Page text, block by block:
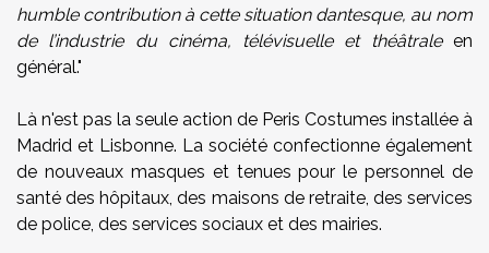
humble contribution à cette situation dantesque, au nom
de l’industrie du cinéma, télévisuelle et théâtraleen
général."
Là n'est pas la seule action de Peris Costumes installée à
Madrid et Lisbonne. La société confectionne également
de nouveaux masques et tenues pour le personnel de
santé des hôpitaux, des maisons de retraite, des services
de police, des services sociaux et des mairies.